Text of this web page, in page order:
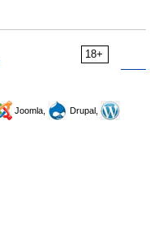
18+
Joomla,
Drupal,